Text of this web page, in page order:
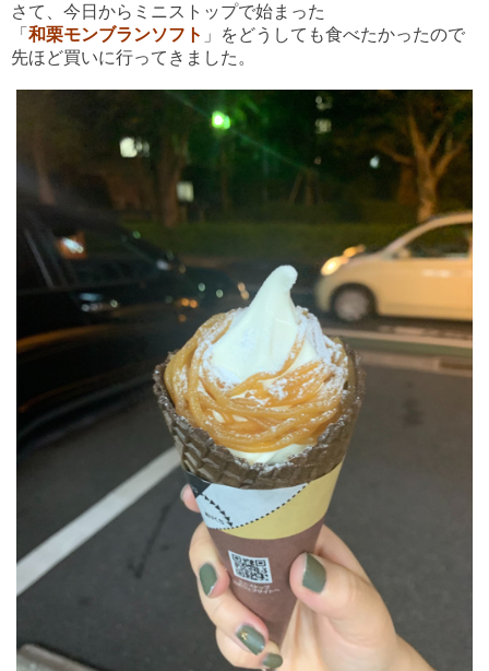
さて、今日からミニストップで始まった
「 和栗モンブランソフト 」をどうしても食べたかったので
先ほど買いに行ってきました。